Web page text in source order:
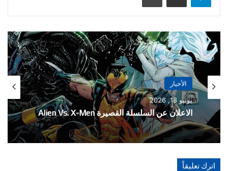
الأخبار
يونيو 18, 2026
الأخبار
مايو 21, 2026
تفاصيل احتفالية العدد 1000 من سلسلة The
اترك تعليقاً